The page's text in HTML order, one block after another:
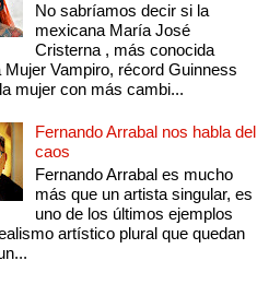
No sabríamos decir si la
mexicana María José
Cristerna , más conocida
Mujer Vampiro, récord Guinness
mujer con más cambi...
Fernando Arrabal nos habla del
caos
Fernando Arrabal es mucho
más que un artista singular, es
uno de los últimos ejemplos
artístico plural que quedan